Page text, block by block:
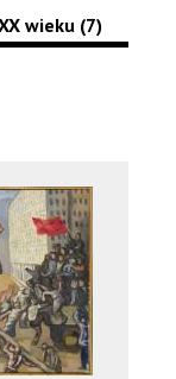
wieku (7)